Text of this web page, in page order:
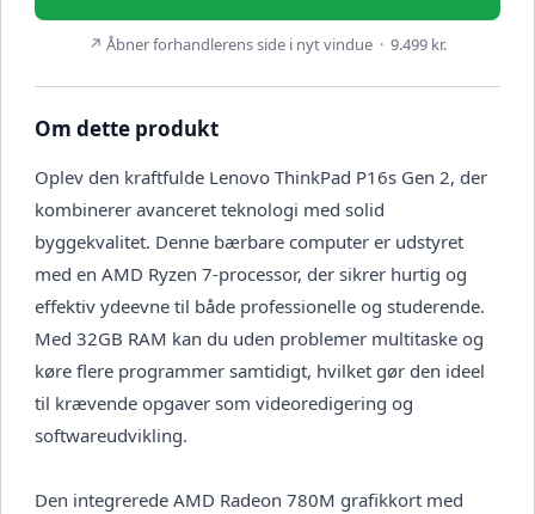
↗ Åbner forhandlerens side i nyt vindue · 9.499 kr.
Om dette produkt
Oplev den kraftfulde Lenovo ThinkPad P16s Gen 2, der
kombinerer avanceret teknologi med solid
byggekvalitet. Denne bærbare computer er udstyret
med en AMD Ryzen 7-processor, der sikrer hurtig og
effektiv ydeevne til både professionelle og studerende.
Med 32GB RAM kan du uden problemer multitaske og
køre flere programmer samtidigt, hvilket gør den ideel
til krævende opgaver som videoredigering og
softwareudvikling.
Den integrerede AMD Radeon 780M grafikkort med